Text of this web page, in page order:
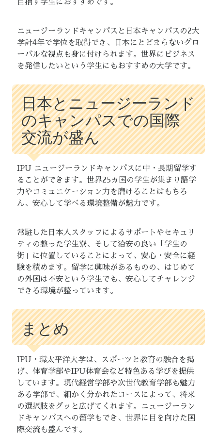
目指す学生におすすめです。
ニュージーランドキャンパスと日本キャンパスの2大
学計4年で学位を取得でき、日本にとどまらないグロ
ーバルな視点も身に付けられます。世界にビジネス
を発信したいという学生にもおすすめの大学です。
日本とニュージーランド
のキャンパスでの国際
交流が盛ん
IPU ニュージーランドキャンパスに中・長期留学す
ることができます。世界25ヵ国の学生が集まり語学
力やコミュニケーション力を磨けることはもちろ
ん、安心して学べる環境整備が魅力です。
常駐した日本人スタッフによるサポートやセキュリ
ティの整った学生寮、そして治安の良い「学生の
街」に位置していることによって、安心・安全に経
験を積めます。留学に興味があるものの、はじめて
の外国は不安という学生でも、安心してチャレンジ
できる環境が整っています。
まとめ
IPU・環太平洋大学は、スポーツと教育の融合を掲
げ、体育学部やIPU体育会など特色ある学びを提供
しています。現代経営学部や次世代教育学部も魅力
ある学部で、細かく分かれたコースによって、将来
の選択肢をグッと広げてくれます。ニュージーラン
ドキャンパスへの留学もでき、世界に目を向けた国
際交流も盛んです。